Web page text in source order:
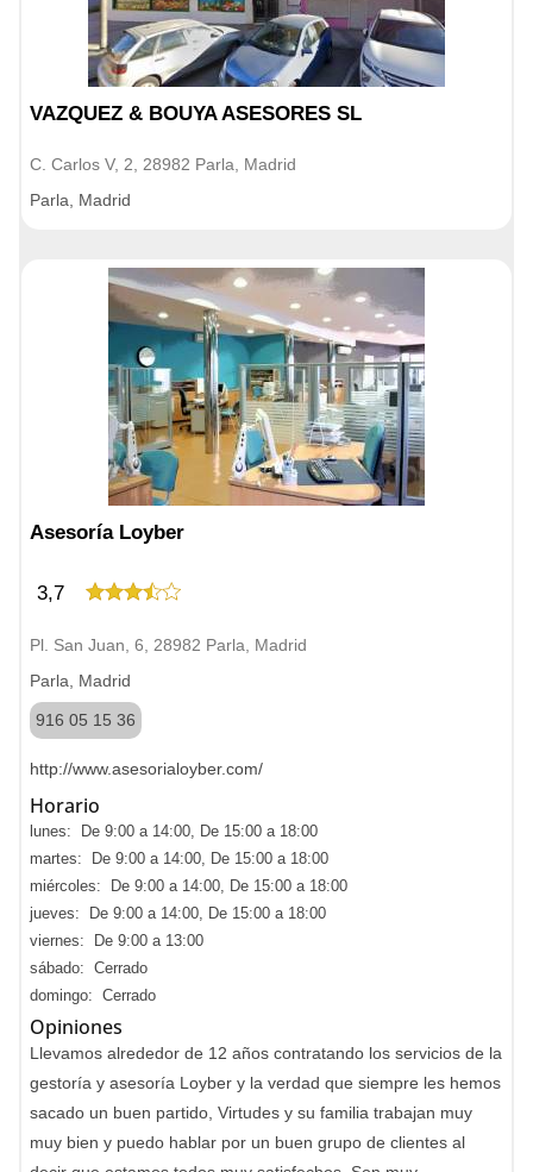
VAZQUEZ & BOUYA ASESORES SL
C. Carlos V, 2, 28982 Parla, Madrid
Parla, Madrid
Asesoría Loyber
3,7
Pl. San Juan, 6, 28982 Parla, Madrid
Parla, Madrid
916 05 15 36
http://www.asesorialoyber.com/
Horario
lunes: De 9:00 a 14:00, De 15:00 a 18:00
martes: De 9:00 a 14:00, De 15:00 a 18:00
miércoles: De 9:00 a 14:00, De 15:00 a 18:00
jueves: De 9:00 a 14:00, De 15:00 a 18:00
viernes: De 9:00 a 13:00
sábado: Cerrado
domingo: Cerrado
Opiniones
Llevamos alrededor de 12 años contratando los servicios de la
gestoría y asesoría Loyber y la verdad que siempre les hemos
sacado un buen partido, Virtudes y su familia trabajan muy
muy bien y puedo hablar por un buen grupo de clientes al